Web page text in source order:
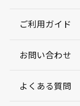
ご利用ガイド
お問い合わせ
よくある質問